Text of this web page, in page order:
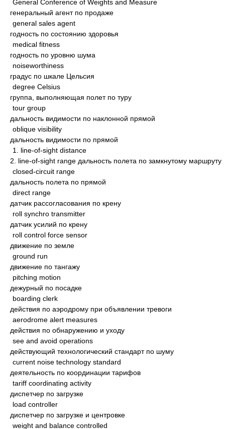
General Conference of Weights and Measure
генеральный агент по продаже
general sales agent
годность по состоянию здоровья
medical fitness
годность по уровню шума
noiseworthiness
градус по шкале Цельсия
degree Celsius
группа, выполняющая полет по туру
tour group
дальность видимости по наклонной прямой
oblique visibility
дальность видимости по прямой
1. line-of-sight distance
2. line-of-sight range дальность полета по замкнутому маршруту
closed-circuit range
дальность полета по прямой
direct range
датчик рассогласования по крену
roll synchro transmitter
датчик усилий по крену
roll control force sensor
движение по земле
ground run
движение по тангажу
pitching motion
дежурный по посадке
boarding clerk
действия по аэродрому при объявлении тревоги
aerodrome alert measures
действия по обнаружению и уходу
see and avoid operations
действующий технологический стандарт по шуму
current noise technology standard
деятельность по координации тарифов
tariff coordinating activity
диспетчер по загрузке
load controller
диспетчер по загрузке и центровке
weight and balance controlled